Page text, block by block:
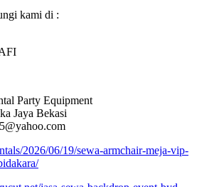
kami di :
Party Equipment
Jaya Bekasi
2026/06/19/sewa-armchair-meja-vip-